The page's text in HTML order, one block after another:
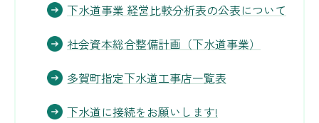
下水道事業 経営比較分析表の公表について
社会資本総合整備計画（下水道事業）
多賀町指定下水道工事店一覧表
下水道に接続をお願いします!